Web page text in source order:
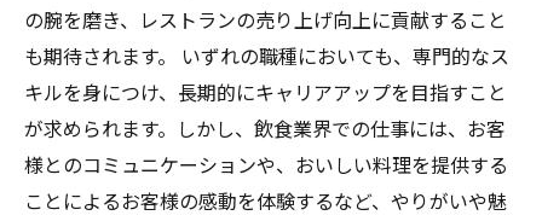
の腕を磨き、レストランの売り上げ向上に貢献すること
も期待されます。 いずれの職種においても、専門的なス
キルを身につけ、長期的にキャリアアップを目指すこと
が求められます。しかし、飲食業界での仕事には、お客
様とのコミュニケーションや、おいしい料理を提供する
ことによるお客様の感動を体験するなど、やりがいや魅